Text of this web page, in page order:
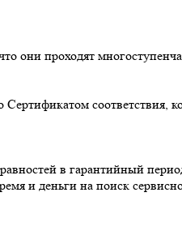
проходят
соответствия,
в гарантийный
и деньги на поиск